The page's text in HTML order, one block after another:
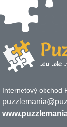
Internetový obchod